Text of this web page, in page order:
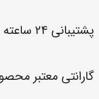
پشتیبانی 24 ساعته
گارانتی معتبر